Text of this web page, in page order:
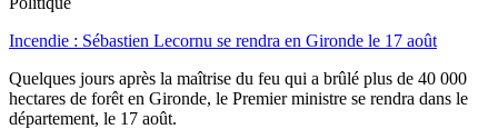
Incendie : Sébastien Lecornu se rendra en Gironde le 17 août
Quelques jours après la maîtrise du feu qui a brûlé plus de 40 000
hectares de forêt en Gironde, le Premier ministre se rendra dans le
département, le 17 août.